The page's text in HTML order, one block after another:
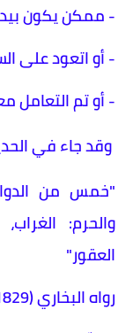
- ممكن يكون
- أو اتعود على
- أو تم
وقد جاء في
"خمس من
والحرم:
العقور"
رواه البخاري (1829) ومسلم (1198)